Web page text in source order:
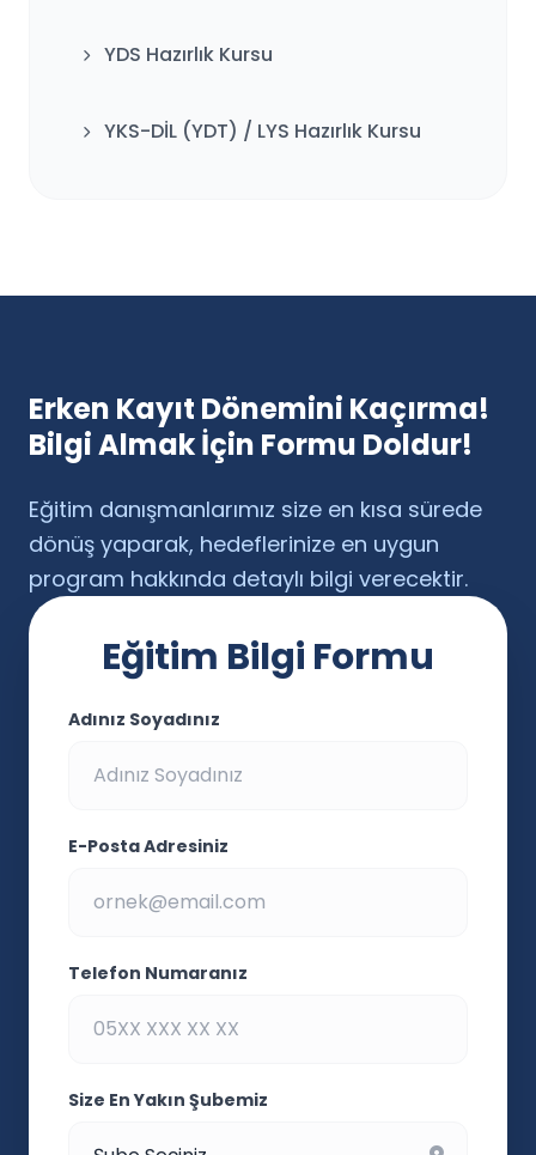
YDS Hazırlık Kursu
YKS-DİL (YDT) / LYS Hazırlık Kursu
Erken Kayıt Dönemini Kaçırma!
Bilgi Almak İçin Formu Doldur!
Eğitim danışmanlarımız size en kısa sürede
dönüş yaparak, hedeflerinize en uygun
program hakkında detaylı bilgi verecektir.
Eğitim Bilgi Formu
Adınız Soyadınız
E-Posta Adresiniz
Telefon Numaranız
Size En Yakın Şubemiz